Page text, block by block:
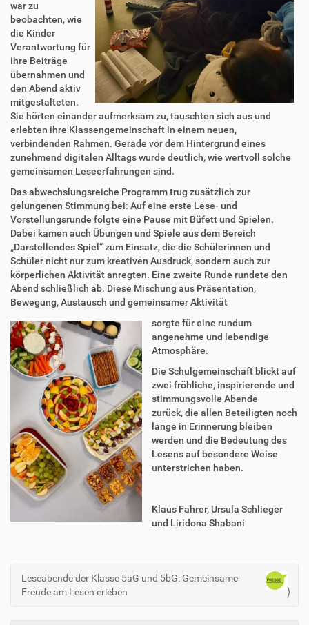
war zu
beobachten, wie
die Kinder
Verantwortung für
ihre Beiträge
übernahmen und
den Abend aktiv
mitgestalteten.
Sie hörten einander aufmerksam zu, tauschten sich aus und
erlebten ihre Klassengemeinschaft in einem neuen,
verbindenden Rahmen. Gerade vor dem Hintergrund eines
zunehmend digitalen Alltags wurde deutlich, wie wertvoll solche
gemeinsamen Leseerfahrungen sind.
Das abwechslungsreiche Programm trug zusätzlich zur
gelungenen Stimmung bei: Auf eine erste Lese- und
Vorstellungsrunde folgte eine Pause mit Büfett und Spielen.
Dabei kamen auch Übungen und Spiele aus dem Bereich
„Darstellendes Spiel“ zum Einsatz, die die Schülerinnen und
Schüler nicht nur zum kreativen Ausdruck, sondern auch zur
körperlichen Aktivität anregten. Eine zweite Runde rundete den
Abend schließlich ab. Diese Mischung aus Präsentation,
Bewegung, Austausch und gemeinsamer Aktivität
sorgte für eine rundum
angenehme und lebendige
Atmosphäre.
Die Schulgemeinschaft blickt auf
zwei fröhliche, inspirierende und
stimmungsvolle Abende
zurück, die allen Beteiligten noch
lange in Erinnerung bleiben
werden und die Bedeutung des
Lesens auf besondere Weise
unterstrichen haben.
Klaus Fahrer, Ursula Schlieger
und Liridona Shabani
N
a
Leseabende der Klasse 5aG und 5bG: Gemeinsame
Freude am Lesen erleben